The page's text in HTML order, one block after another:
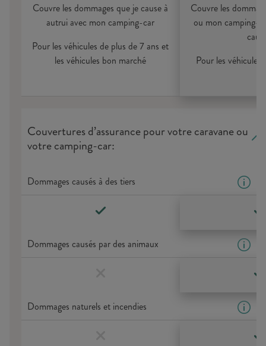
Couvre les dommages que je cause à
autrui avec mon camping-car
Pour les véhicules de plus de 7 ans et
les véhicules bon marché
Couvre les
ou mon camping-
Pour les
Couvertures d’assurance pour votre caravane ou
votre camping-car:
Dommages causés à des tiers
Dommages causés par des animaux
Dommages naturels et incendies